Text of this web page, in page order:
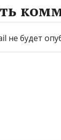
не будет